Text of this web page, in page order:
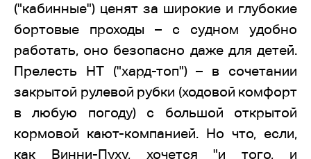
("кабинные") ценят за широкие и глубокие
бортовые проходы – с судном удобно
работать, оно безопасно даже для детей.
Прелесть HT ("хард-топ") – в сочетании
закрытой рулевой рубки (ходовой комфорт
в любую погоду) с большой открытой
кормовой кают-компанией. Но что, если,
как Винни-Пуху, хочется "и того, и